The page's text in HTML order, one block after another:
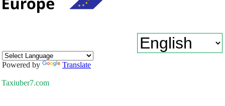
Powered by Translate
Taxiuber7.com